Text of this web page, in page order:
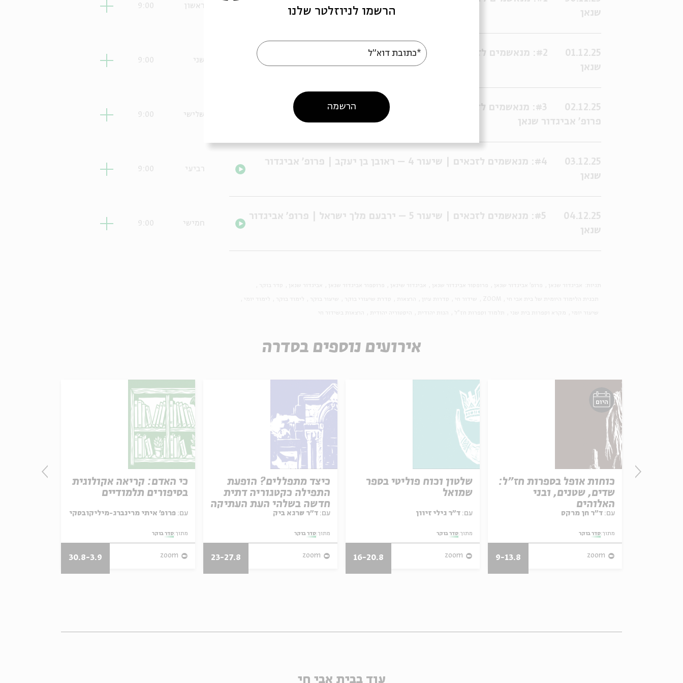
שנאן
ראשון 9:00
01.12.25
#2: מנאשמים לזכאים | שיעור 2 – שאול מלך ישראל | פרופ' אביגדור
שנאן
שני 9:00
02.12.25
#3: מנאשמים לזכאים | שיעור 3 – יהויכין וצדקיהו מלכי יהודה |
פרופ' אביגדור שנאן
שלישי 9:00
03.12.25
#4: מנאשמים לזכאים | שיעור 4 – ראובן בן יעקב | פרופ' אביגדור
שנאן
רביעי 9:00
04.12.25
#5: מנאשמים לזכאים | שיעור 5 – ירבעם מלך ישראל | פרופ' אביגדור
שנאן
חמישי 9:00
אירועים נוספים בסדרה
היום
כוחות אופל בספרות חז"ל:
שדים, שטנים, ובני
האלוהים
עם:
מתוך:סדר בוקר
zoom
9-13.8
שלטון וכוח פוליטי בספר
שמואל
עם:
מתוך:סדר בוקר
zoom
16-20.8
כיצד מתפללים? הופעת
התפילה כקטגוריה דתית
חדשה בשלהי העת העתיקה
עם:
מתוך:סדר בוקר
zoom
23-27.8
כי האדם: קריאה אקולוגית
בסיפורים תלמודיים
עם:
מתוך:סדר בוקר
zoom
30.8-3.9
עוד בבית אבי חי
הרשמו לניוזלטר שלנו
*כתובת דוא"ל
הרשמה